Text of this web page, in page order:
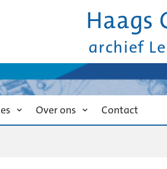
Haags
archief
Over ons Contact